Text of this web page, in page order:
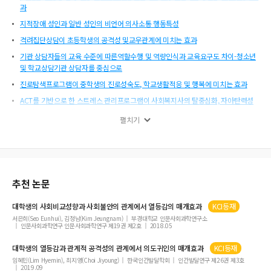
과
지적장애 성인과 일반 성인의 비언어 의사소통 행동특성
격려집단상담이 초등학생의 공격성 및교우관계에 미치는 효과
기관 상담자들의 교육 수준에 따른역할수행 및 역량인식과 교육요구도 차이-청소년
및 학교상담기관 상담자를 중심으로
진로탐색프로그램이 중학생의 진로성숙도, 학교생활적응 및 행복에 미치는 효과
ACT를 기반으로 한 스트레스 관리프로그램이 사회복지사의 탈중심화, 자아탄력성
펼치기
추천 논문
대학생의 사회비교성향과 사회불안의 관계에서열등감의 매개효과 KCI등재
서은희(Seo Eunhui), 김정남(Kim Jeungnam)
부경대학교 인문사회과학연구소
인문사회과학연구 인문사회과학연구 제19권 제2호
2018.05
대학생의 열등감과 관계적 공격성의 관계에서 의도귀인의 매개효과 KCI등재
임혜민(Lim Hyemin), 최지영(Choi Jiyoung) 한국인간발달학회
인간발달연구 제26권 제3호
2019.09